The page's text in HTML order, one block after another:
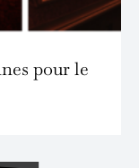
pour le